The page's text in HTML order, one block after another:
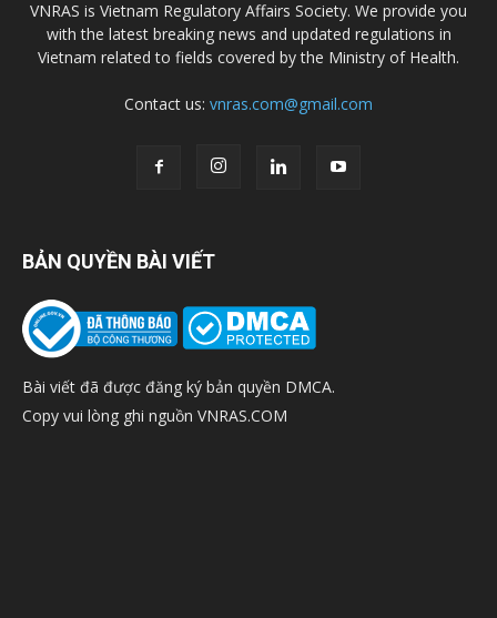
VNRAS is Vietnam Regulatory Affairs Society. We provide you
with the latest breaking news and updated regulations in
Vietnam related to fields covered by the Ministry of Health.
Contact us: vnras.com@gmail.com
BẢN QUYỀN BÀI VIẾT
Bài viết đã được đăng ký bản quyền DMCA.
Copy vui lòng ghi nguồn VNRAS.COM